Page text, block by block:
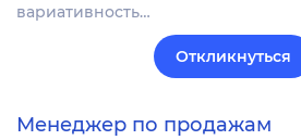
вариативность…
Откликнуться
Менеджер по продажам